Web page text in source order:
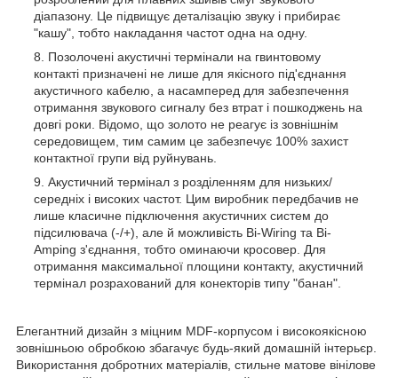
діапазону. Це підвищує деталізацію звуку і прибирає
"кашу", тобто накладання частот одна на одну.
Позолочені акустичні термінали на гвинтовому
контакті призначені не лише для якісного під'єднання
акустичного кабелю, а насамперед для забезпечення
отримання звукового сигналу без втрат і пошкоджень на
довгі роки. Відомо, що золото не реагує із зовнішнім
середовищем, тим самим це забезпечує 100% захист
контактної групи від руйнувань.
Акустичний термінал з розділенням для низьких/
середніх і високих частот. Цим виробник передбачив не
лише класичне підключення акустичних систем до
підсилювача (-/+), але й можливість Bi-Wiring та Bi-
Amping з'єднання, тобто оминаючи кросовер. Для
отримання максимальної площини контакту, акустичний
термінал розрахований для конекторів типу "банан".
Елегантний дизайн з міцним MDF-корпусом і високоякісною
зовнішньою обробкою збагачує будь-який домашній інтерьєр.
Використання добротних матеріалів, стильне матове вінілове